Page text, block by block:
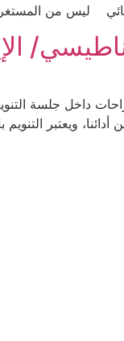
ليس من
داخل جلسة
أدائنا، ويعتبر